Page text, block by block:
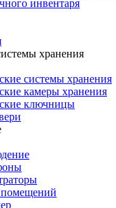
инвентаря
хранения
системы хранения
камеры хранения
ключницы